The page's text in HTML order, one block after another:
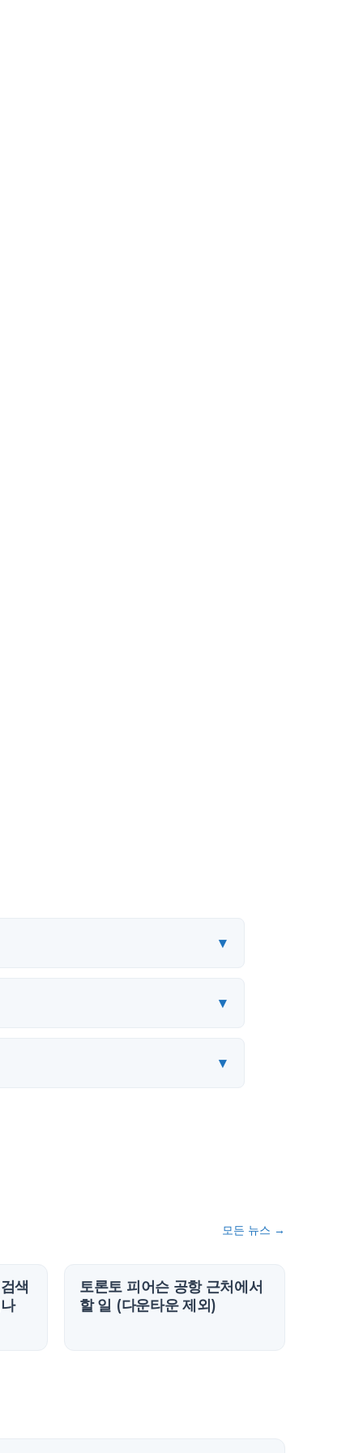
▾
▾
▾
모든 뉴스 →
색
토론토 피어슨 공항 근처에서
할 일 (다운타운 제외)